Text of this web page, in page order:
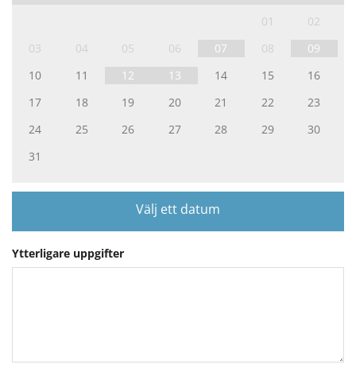
01
02
03
04 05 06 07 08
09
10
11 12 13 14 15
16
17
18 19 20 21 22
23
24
25 26 27 28 29
30
31
Välj ett datum
Ytterligare uppgifter